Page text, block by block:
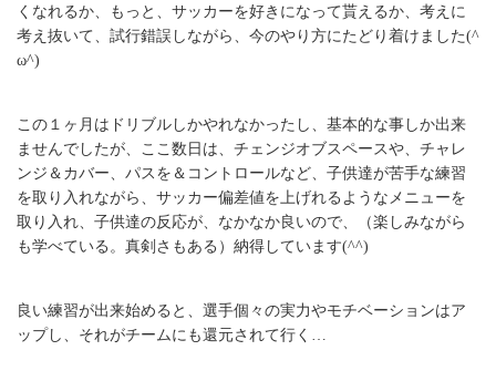
くなれるか、もっと、サッカーを好きになって貰えるか、考えに
考え抜いて、試行錯誤しながら、今のやり方にたどり着けました(^
ω^)
この１ヶ月はドリブルしかやれなかったし、基本的な事しか出来
ませんでしたが、ここ数日は、チェンジオブスペースや、チャレ
ンジ＆カバー、パスを＆コントロールなど、子供達が苦手な練習
を取り入れながら、サッカー偏差値を上げれるようなメニューを
取り入れ、子供達の反応が、なかなか良いので、（楽しみながら
も学べている。真剣さもある）納得しています(^^)
良い練習が出来始めると、選手個々の実力やモチベーションはア
ップし、それがチームにも還元されて行く…